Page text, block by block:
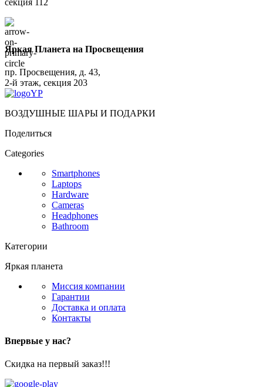
секция 112
Яркая Планета на Просвещения
пр. Просвещения, д. 43,
2-й этаж, секция 203
ВОЗДУШНЫЕ ШАРЫ И ПОДАРКИ
Поделиться
Categories
Smartphones
Laptops
Hardware
Cameras
Headphones
Bathroom
Категории
Яркая планета
Миссия компании
Гарантии
Доставка и оплата
Контакты
Впервые у нас?
Скидка на первый заказ!!!